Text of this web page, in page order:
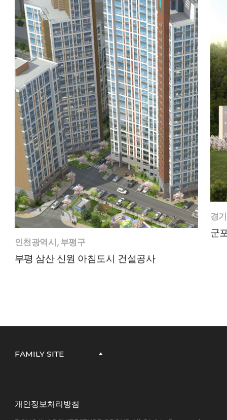
인천광역시, 부평구
부평 삼산 신원 아침도시 건설공사
경
군
FAMILY SITE
개인정보처리방침